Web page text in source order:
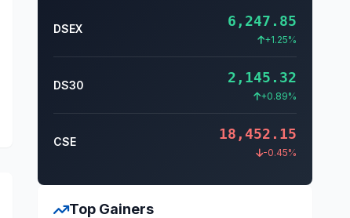
DSEX 6,247.85
+1.25%
DS30 2,145.32
+0.89%
CSE 18,452.15
-0.45%
Top Gainers